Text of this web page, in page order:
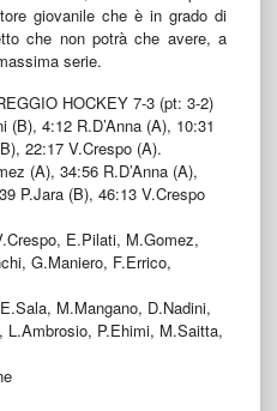
giovanile che è in grado di
che non potrà che avere, a
serie.
HOCKEY 7-3 (pt: 3-2)
(B), 4:12 R.D’Anna (A), 10:31
22:17 V.Crespo (A).
(A), 34:56 R.D’Anna (A),
P.Jara (B), 46:13 V.Crespo
E.Pilati, M.Gomez,
G.Maniero, F.Errico,
M.Mangano, D.Nadini,
L.Ambrosio, P.Ehimi, M.Saitta,